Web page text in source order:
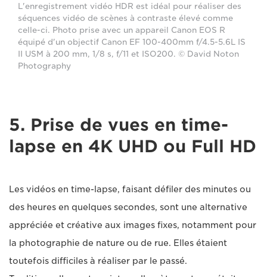
L'enregistrement vidéo HDR est idéal pour réaliser des
séquences vidéo de scènes à contraste élevé comme
celle-ci. Photo prise avec un appareil Canon EOS R
équipé d'un objectif Canon EF 100-400mm f/4.5-5.6L IS
II USM à 200 mm, 1/8 s, f/11 et ISO200. © David Noton
Photography
5. Prise de vues en time-
lapse en 4K UHD ou Full HD
Les vidéos en time-lapse, faisant défiler des minutes ou
des heures en quelques secondes, sont une alternative
appréciée et créative aux images fixes, notamment pour
la photographie de nature ou de rue. Elles étaient
toutefois difficiles à réaliser par le passé.